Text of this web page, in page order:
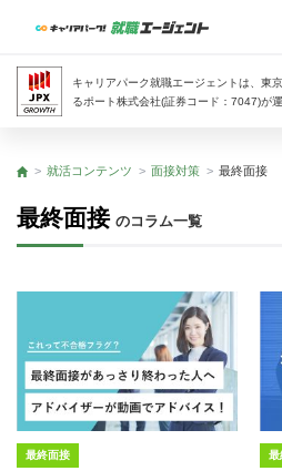
キャリアパーク就職エージェントは、東
るポート株式会社(証券コード：7047)が
トップ
就活コンテンツ 面接対策 最終面接
最終面接 のコラム一覧
最終面接 最